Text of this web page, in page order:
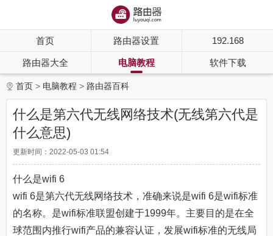
首页 路由器设置 192.168
路由器大全 电脑教程 软件下载
首页 电脑教程 路由器百科
什么是第六代无线网络技术(无线第六代是
什么意思)
更新时间：2022-05-03 01:54
什么是wifi 6
wifi 6是第六代无线网络技术，准确来说是wifi 6是wifi标准
的名称。是wifi标准联盟创建于1999年。主要目的是在全
球范围内推行wifi产品的兼容认证，发展wifi标准的无线局